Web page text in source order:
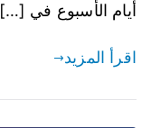
أيام الأسبوع في […]
اقرأ المزيد